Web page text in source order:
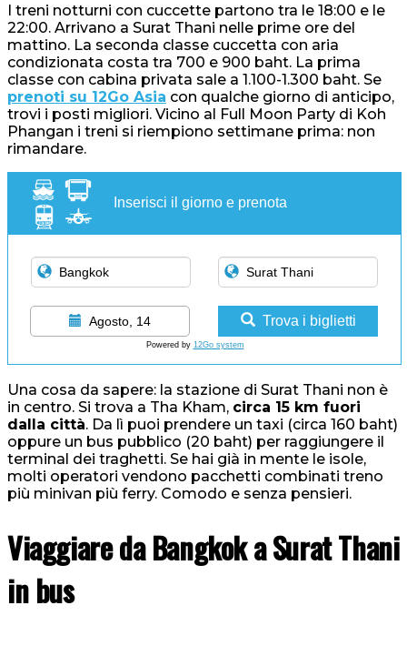
I treni notturni con cuccette partono tra le 18:00 e le
22:00. Arrivano a Surat Thani nelle prime ore del
mattino. La seconda classe cuccetta con aria
condizionata costa tra 700 e 900 baht. La prima
classe con cabina privata sale a 1.100-1.300 baht. Se
prenoti su 12Go Asia con qualche giorno di anticipo,
trovi i posti migliori. Vicino al Full Moon Party di Koh
Phangan i treni si riempiono settimane prima: non
rimandare.
Inserisci il giorno e prenota
Agosto, 14 Trova i biglietti
Powered by 12Go system
Una cosa da sapere: la stazione di Surat Thani non è
in centro. Si trova a Tha Kham, circa 15 km fuori
dalla città. Da lì puoi prendere un taxi (circa 160 baht)
oppure un bus pubblico (20 baht) per raggiungere il
terminal dei traghetti. Se hai già in mente le isole,
molti operatori vendono pacchetti combinati treno
più minivan più ferry. Comodo e senza pensieri.
Viaggiare da Bangkok a Surat Thani
in bus